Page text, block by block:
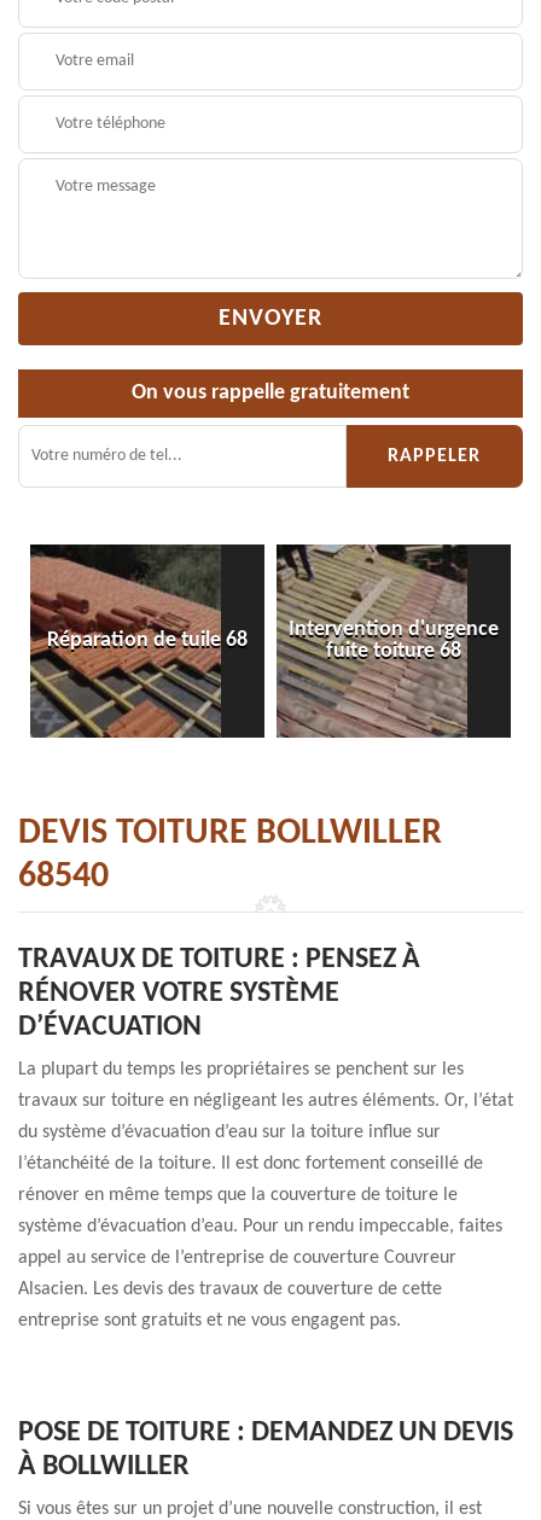
On vous rappelle gratuitement
Réparation de tuile 68
Intervention d'urgence
fuite toiture 68
DEVIS TOITURE BOLLWILLER
68540
TRAVAUX DE TOITURE : PENSEZ À
RÉNOVER VOTRE SYSTÈME
D’ÉVACUATION
La plupart du temps les propriétaires se penchent sur les
travaux sur toiture en négligeant les autres éléments. Or, l’état
du système d’évacuation d’eau sur la toiture influe sur
l’étanchéité de la toiture. Il est donc fortement conseillé de
rénover en même temps que la couverture de toiture le
système d’évacuation d’eau. Pour un rendu impeccable, faites
appel au service de l’entreprise de couverture Couvreur
Alsacien. Les devis des travaux de couverture de cette
entreprise sont gratuits et ne vous engagent pas.
POSE DE TOITURE : DEMANDEZ UN DEVIS
À BOLLWILLER
Si vous êtes sur un projet d’une nouvelle construction, il est